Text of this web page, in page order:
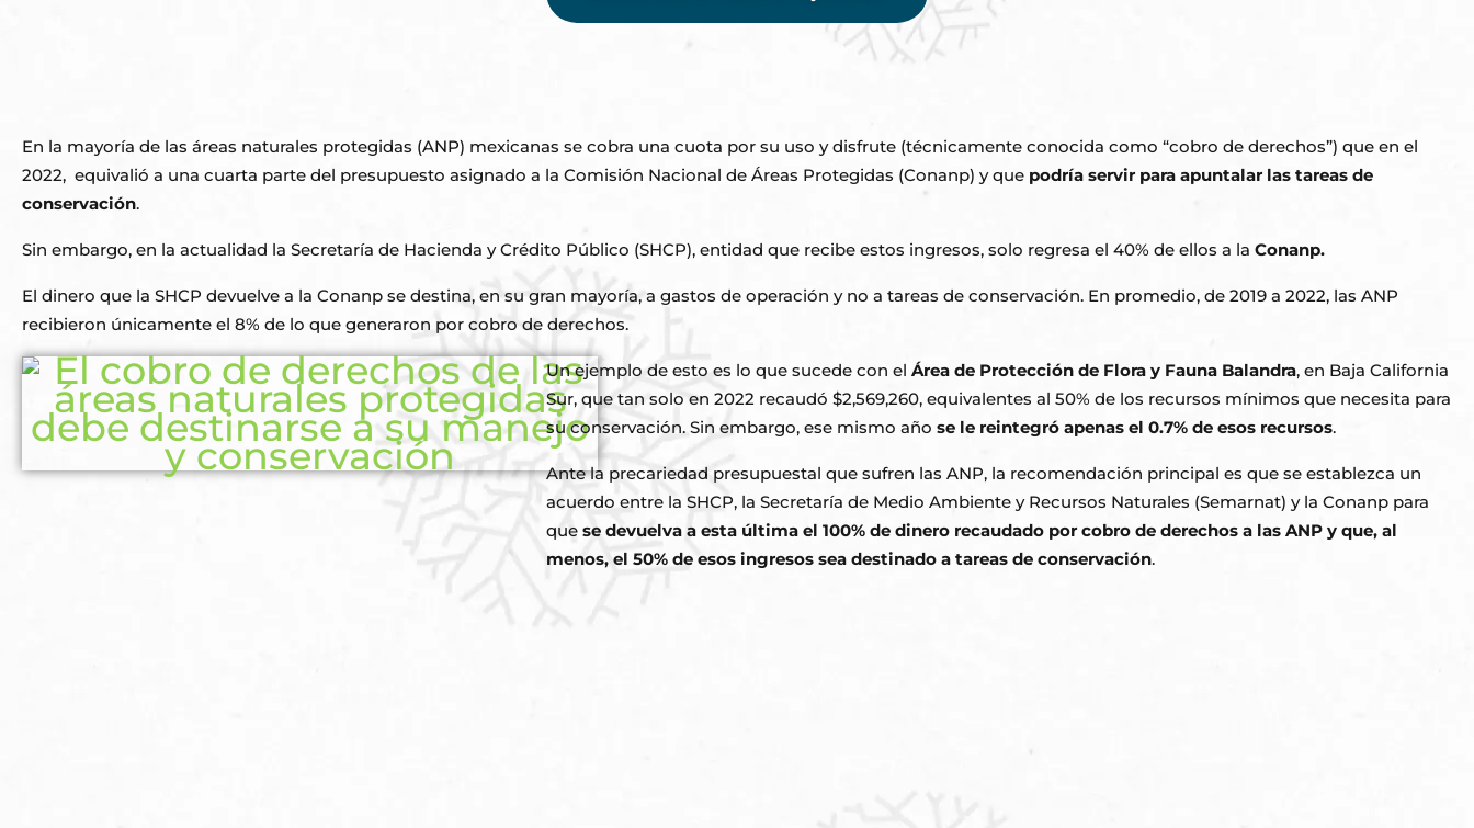
En la mayoría de las áreas naturales protegidas (ANP) mexicanas se cobra una cuota por su uso y disfrute (técnicamente conocida como “cobro de derechos”) que en el
2022, equivalió a una cuarta parte del presupuesto asignado a la Comisión Nacional de Áreas Protegidas (Conanp) y que podría servir para apuntalar las tareas de
conservación.
Sin embargo, en la actualidad la Secretaría de Hacienda y Crédito Público (SHCP), entidad que recibe estos ingresos, solo regresa el 40% de ellos a la Conanp.
El dinero que la SHCP devuelve a la Conanp se destina, en su gran mayoría, a gastos de operación y no a tareas de conservación. En promedio, de 2019 a 2022, las ANP
recibieron únicamente el 8% de lo que generaron por cobro de derechos.
Un ejemplo de esto es lo que sucede con el Área de Protección de Flora y Fauna Balandra, en Baja California
Sur, que tan solo en 2022 recaudó $2,569,260, equivalentes al 50% de los recursos mínimos que necesita para
su conservación. Sin embargo, ese mismo año se le reintegró apenas el 0.7% de esos recursos.
Ante la precariedad presupuestal que sufren las ANP, la recomendación principal es que se establezca un
acuerdo entre la SHCP, la Secretaría de Medio Ambiente y Recursos Naturales (Semarnat) y la Conanp para
que se devuelva a esta última el 100% de dinero recaudado por cobro de derechos a las ANP y que, al
menos, el 50% de esos ingresos sea destinado a tareas de conservación.